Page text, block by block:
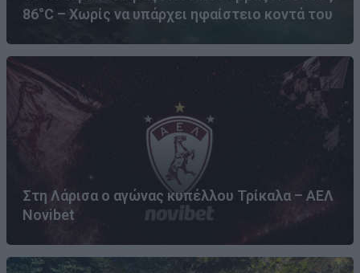
86°C – Χωρίς να υπάρχει ηφαίστειο κοντά του
Στη Λάρισα ο αγώνας κυπέλλου Τρίκαλα – ΑΕΛ
Novibet